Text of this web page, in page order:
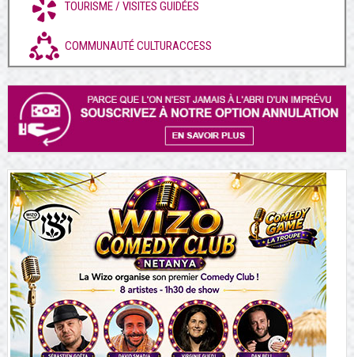
TOURISME / VISITES GUIDÉES
COMMUNAUTÉ CULTURACCESS